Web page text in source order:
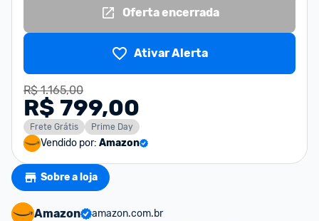
Oferta encerrada
Ativar Alerta
R$ 1.165,00
R$ 799,00
Frete Grátis Prime Day
Vendido por: Amazon
Sobre a loja
Amazon
amazon.com.br